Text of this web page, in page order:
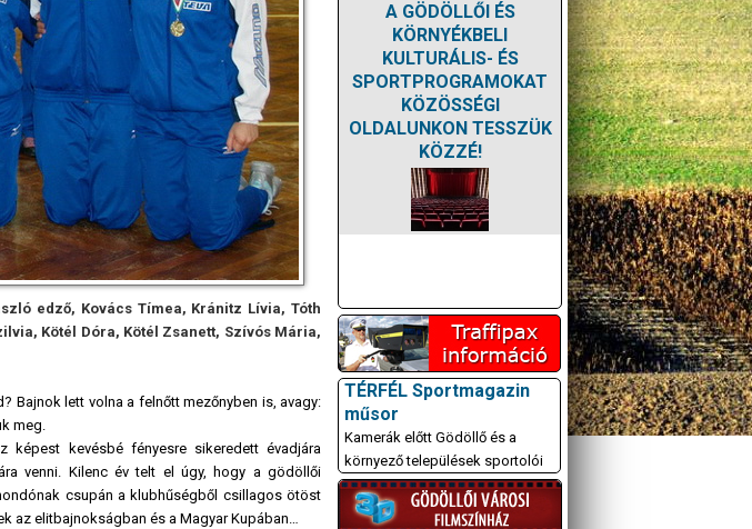
edző, Kovács Tímea, Kránitz Lívia, Tóth
Kötél Dóra, Kötél Zsanett, Szívós Mária,
Bajnok lett volna a felnőtt mezőnyben is, avagy:
meg.
kevésbé fényesre sikeredett évadjára
venni. Kilenc év telt el úgy, hogy a gödöllői
csupán a klubhűségből csillagos ötöst
az elitbajnokságban és a Magyar Kupában…
A GÖDÖLLŐI ÉS
KÖRNYÉKBELI
KULTURÁLIS- ÉS
SPORTPROGRAMOKAT
KÖZÖSSÉGI
OLDALUNKON TESSZÜK
KÖZZÉ!
TÉRFÉL Sportmagazin
műsor
Kamerák előtt Gödöllő és a
környező települések sportolói